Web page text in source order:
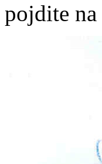
pojdite na